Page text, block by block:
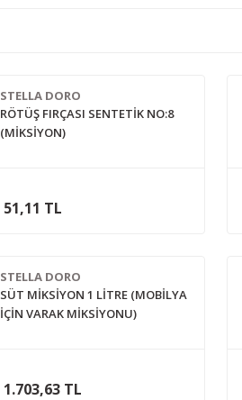
STELLA DORO
RÖTÜŞ FIRÇASI SENTETİK NO:8
(MİKSİYON)
51,11 TL
STELLA DORO
SÜT MİKSİYON 1 LİTRE (MOBİLYA
İÇİN VARAK MİKSİYONU)
1.703,63 TL